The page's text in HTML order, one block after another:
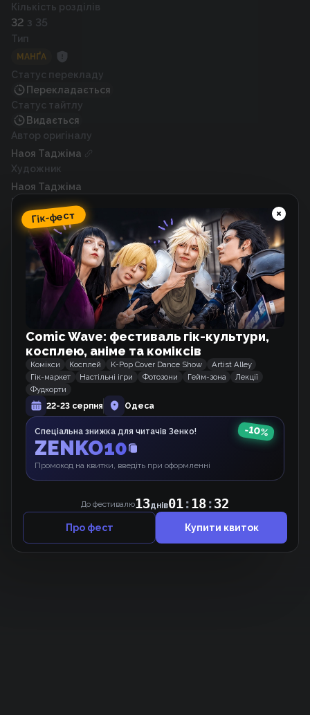
Кількість розділів
32 з 35
Тип
МАНҐА
Статус перекладу
Перекладається
Статус тайтлу
Видається
Автор оригіналу
Наоя Таджіма
Художник
Наоя Таджіма
Рік випуску
2023
Схожі тайтли
Закохані мимоволі
Манхва
Сусідський ангел сильно мене балує
Домогосподарка першого рівня.
Вебкомікс
Гік-фест
Comic Wave: фестиваль гік-культури,
косплею, аніме та коміксів
Комікси Косплей K-Pop Cover Dance Show
Artist Alley
Гік-маркет
Настільні ігри Фотозони Гейм-зона
Лекції
Фудкорти
22-23 серпня
Одеса
Спеціальна знижка для читачів Зенко!
ZENKO10
Промокод на квитки, введіть при оформленні
-10%
До фестивалю13днів01:18:32
Про фест Купити квиток